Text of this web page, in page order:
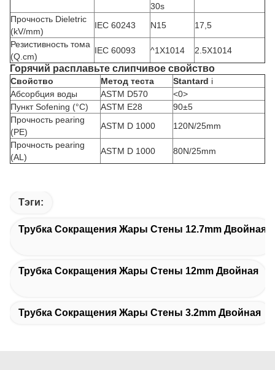
30s
Прочность Dieletric
(kV/mm)
IEC 60243 N15
17,5
Резистивность тома
(Q.cm)
IEC 60093 ^1X1014 2.5X1014
Горячий расплавьте слипчивое свойство
Свойство Метод теста Stantard i
Абсорбция воды
ASTM D570
<0>
Пункт Sofening (°C)
ASTM E28
90±5
Прочность pearing
(PE)
ASTM D 1000
120N/25mm
Прочность pearing
(AL)
ASTM D 1000 80N/25mm
Тэги:
Трубка Сокращения Жары Стены 12.7mm Двойная
Трубка Сокращения Жары Стены 12mm Двойная
Трубка Сокращения Жары Стены 3.2mm Двойная